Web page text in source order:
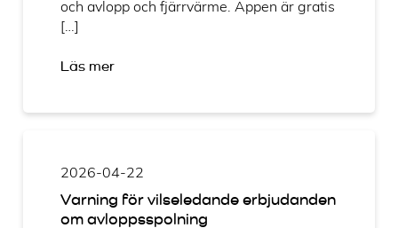
och avlopp och fjärrvärme. Appen är gratis
[…]
Läs mer
2026-04-22
Varning för vilseledande erbjudanden
om avloppsspolning